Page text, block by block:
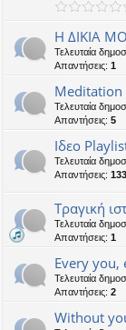
Η ΔΙΚΙΑ
Τελευταία
Απαντήσεις: 1
Meditation
Τελευταία
Απαντήσεις: 5
Ιδεο
Τελευταία
Απαντήσεις: 133
Τραγική
Τελευταία
Απαντήσεις: 1
Every you,
Τελευταία
Απαντήσεις: 2
Without